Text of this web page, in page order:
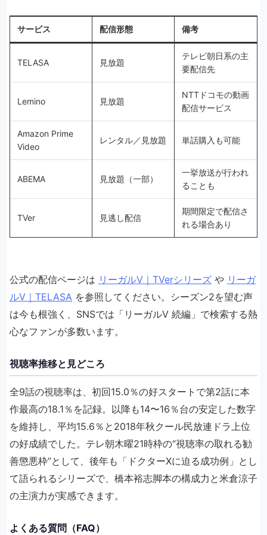
サービス 配信形態 備考
TELASA 見放題
テレビ朝日系の主
要配信先
Lemino 見放題
NTTドコモの動画
配信サービス
Amazon Prime
Video
レンタル／見放題 単話購入も可能
ABEMA 見放題（一部）
一挙放送が行われ
ることも
TVer 見逃し配信
期間限定で配信さ
れる場合あり
公式の配信ページは リーガルV｜TVerシリーズ や リーガ
ルV｜TELASA を参照してください。シーズン2を望む声
は今も根強く、SNSでは「リーガルV 続編」で検索する熱
心なファンが多数います。
視聴率推移と見どころ
全9話の視聴率は、初回15.0％の好スタートで第2話に本
作最高の18.1％を記録。以降も14〜16％台の安定した数字
を維持し、平均15.6％と2018年秋クール民放連ドラ上位
の好成績でした。テレ朝木曜21時枠の“視聴率の取れる勧
善懲悪枠”として、後年も「ドクターXに迫る成功例」とし
て語られるシリーズで、橋本裕志脚本の構成力と米倉涼子
の主演力が実感できます。
よくある質問（FAQ）